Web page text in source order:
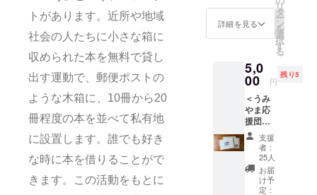
トがあります。近所や地域
社会の人たちに小さな箱に
収められた本を無料で貸し
出す運動で、郵便ポストの
ような木箱に、10冊から20
冊程度の本を並べて私有地
に設置します。誰でも好き
な時に本を借りることがで
きます。この活動をもとに
うみと
やまの
バッジ
（直径3
㎝）を
お送り
しま
す。白
か黒ど
ちらが
届くか
はお楽
しみ！
た御礼
のメッ
セージ
をお送
す。 ・
うみと
やまの
こども
としょ
かん
バッグ
（本体
／約
W26×H
33 持ち
手／約
詳細を見る
リ
タ
ー
ン
を
選
択
す
る
5,0
00 円
残り5
＜うみ
やま応
援団
コース
＞ 【一
般社団
法人
Telacoy
a921か
支援
者：
25人
お届
け予
定：